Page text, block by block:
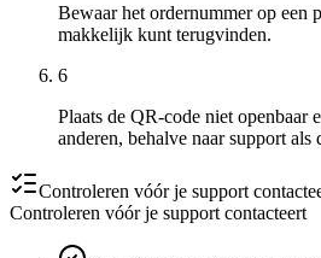
Bewaar het ordernummer op een
makkelijk kunt terugvinden.
6
Plaats de QR-code niet openbaar
anderen, behalve naar support
Controleren vóór je support
Controleren vóór je support contacteert